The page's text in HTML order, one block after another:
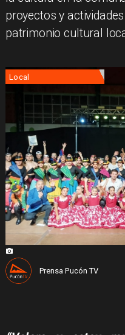
proyectos y
patrimonio cultural
Local
Prensa Pucón TV